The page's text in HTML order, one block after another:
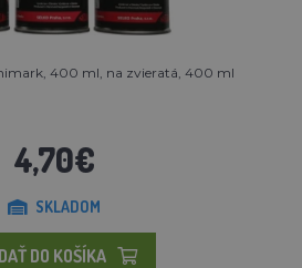
400 ml, na zvieratá, 400 ml
4,70€
SKLADOM
DO KOŠÍKA